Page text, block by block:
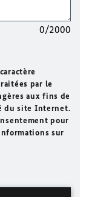
0/2000
par le
aux fins de
du site Internet.
pour
sur